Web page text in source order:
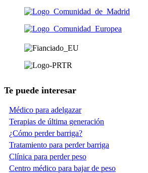
Te puede interesar
Médico para adelgazar
Terapias de última generación
¿Cómo perder barriga?
Tratamiento para perder barriga
Clínica para perder peso
Centro médico para bajar de peso